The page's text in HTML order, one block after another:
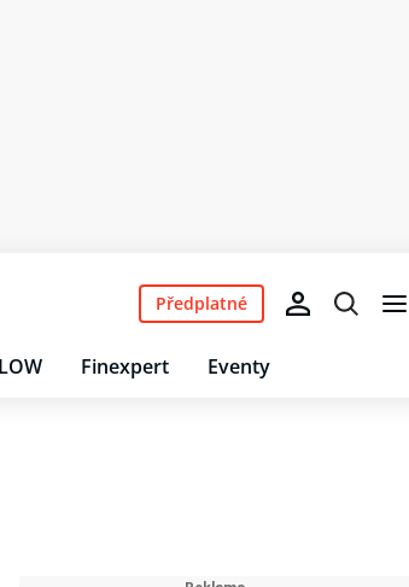
Finexpert Eventy
Předplatné